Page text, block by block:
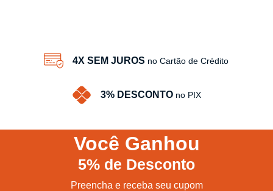
4X SEM JUROS no Cartão de Crédito
3% DESCONTO no PIX
Você Ganhou
5% de Desconto
Preencha e receba seu cupom